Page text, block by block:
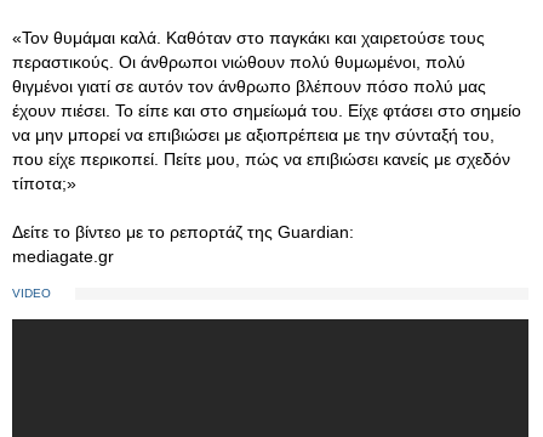
«Τον θυμάμαι καλά. Καθόταν στο παγκάκι και χαιρετούσε τους
περαστικούς. Οι άνθρωποι νιώθουν πολύ θυμωμένοι, πολύ
θιγμένοι γιατί σε αυτόν τον άνθρωπο βλέπουν πόσο πολύ μας
έχουν πιέσει. Το είπε και στο σημείωμά του. Είχε φτάσει στο σημείο
να μην μπορεί να επιβιώσει με αξιοπρέπεια με την σύνταξή του,
που είχε περικοπεί. Πείτε μου, πώς να επιβιώσει κανείς με σχεδόν
τίποτα;»
Δείτε το βίντεο με το ρεπορτάζ της Guardian:
mediagate.gr
VIDEO